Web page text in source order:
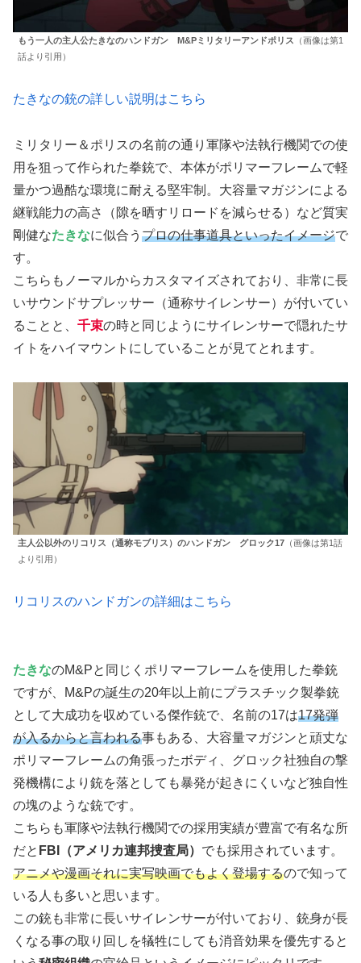
もう一人の主人公たきなのハンドガン M&Pミリタリーアンドポリス （画像は第1
話より引用）
たきなの銃の詳しい説明はこちら
ミリタリー＆ポリスの名前の通り軍隊や法執行機関での使
用を狙って作られた拳銃で、本体がポリマーフレームで軽
量かつ過酷な環境に耐える堅牢制。大容量マガジンによる
継戦能力の高さ（隙を晒すリロードを減らせる）など質実
剛健なたきなに似合う プロの仕事道具といったイメージで
す。
こちらもノーマルからカスタマイズされており、非常に長
いサウンドサプレッサー（通称サイレンサー）が付いてい
ることと、 千束の時と同じようにサイレンサーで隠れたサ
イトをハイマウントにしていることが見てとれます。
主人公以外のリコリス（通称モブリス）のハンドガン グロック17 （画像は第1話
より引用）
リコリスのハンドガンの詳細はこちら
たきなのM&Pと同じくポリマーフレームを使用した拳銃
ですが、M&Pの誕生の20年以上前にプラスチック製拳銃
として大成功を収めている傑作銃で、名前の17は17発弾
が入るからと言われる事もある、大容量マガジンと頑丈な
ポリマーフレームの角張ったボディ、グロック社独自の撃
発機構により銃を落としても暴発が起きにくいなど独自性
の塊のような銃です。
こちらも軍隊や法執行機関での採用実績が豊富で有名な所
だと FBI（アメリカ連邦捜査局） でも採用されています。
アニメや漫画それに実写映画でもよく登場するので知って
いる人も多いと思います。
この銃も非常に長いサイレンサーが付いており、銃身が長
くなる事の取り回しを犠牲にしても消音効果を優先すると